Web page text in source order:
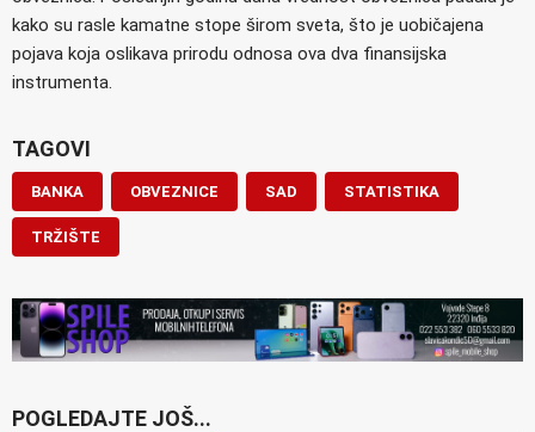
kako su rasle kamatne stope širom sveta, što je uobičajena
pojava koja oslikava prirodu odnosa ova dva finansijska
instrumenta.
TAGOVI
BANKA OBVEZNICE SAD STATISTIKA
TRŽIŠTE
POGLEDAJTE JOŠ...